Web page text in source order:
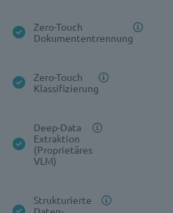
Zero-Touch
Dokumententrennung
Zero-Touch
Klassifizierung
Deep-Data
Extraktion
(Proprietäres
VLM)
Strukturierte